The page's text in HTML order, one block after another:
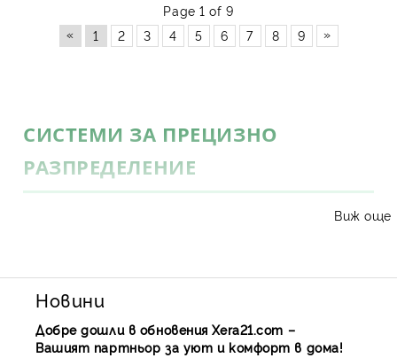
Page 1 of 9
«
1 2 3 4 5 6 7 8 9 »
СИСТЕМИ ЗА ПРЕЦИЗНО
РАЗПРЕДЕЛЕНИЕ
Правилното оразмеряване на колекторната група е
ефекти и минимално хидравлично съпротивление.
Виж още
Новини
Добре дошли в обновения Xera21.com –
Вашият партньор за уют и комфорт в дома!